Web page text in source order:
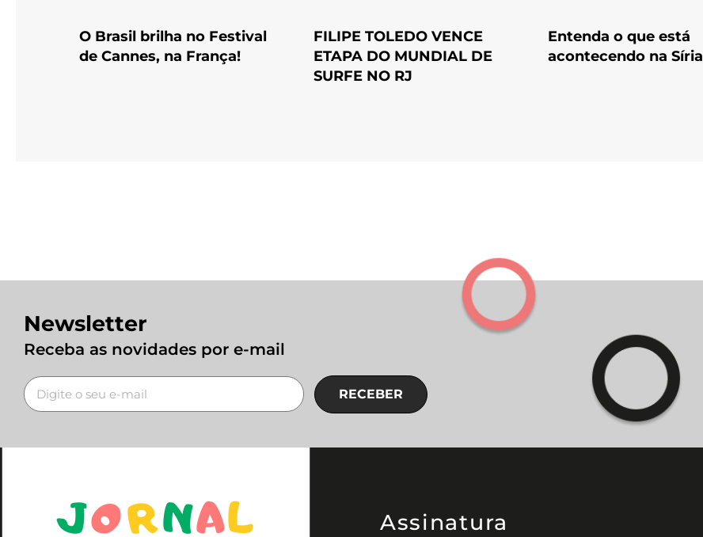
O Brasil brilha no Festival
de Cannes, na França!
FILIPE TOLEDO VENCE
ETAPA DO MUNDIAL DE
SURFE NO RJ
Entenda o que está
acontecendo na Síria
Newsletter
Receba as novidades por e-mail
RECEBER
Assinatura